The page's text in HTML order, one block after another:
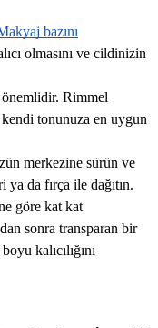
bazını
olmasını ve cildinizin
Rimmel
kendi tonunuza en uygun
merkezine sürün ve
ya da fırça ile dağıtın.
göre kat kat
sonra transparan bir
kalıcılığını